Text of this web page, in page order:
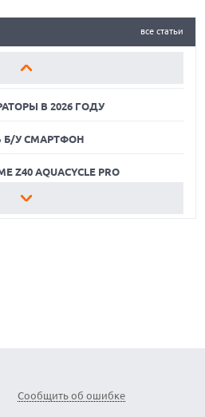
все статьи
AQUACYCLE PRO
В 2026 ГОДУ
Б/У СМАРТФОН
AQUACYCLE PRO
В 2026 ГОДУ
Сообщить об ошибке